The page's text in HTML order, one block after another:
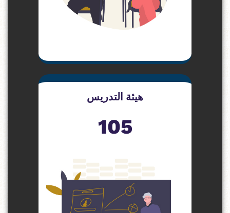
هيئة التدريس
105